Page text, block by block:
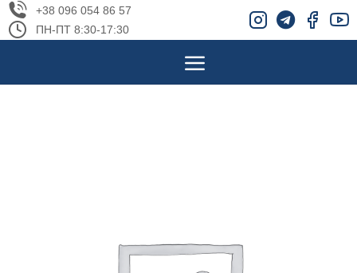
+38 096 054 86 57
ПН-ПТ 8:30-17:30